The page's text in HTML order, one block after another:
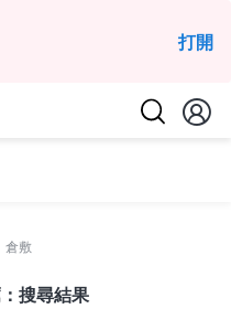
打開
倉敷
搜尋結果